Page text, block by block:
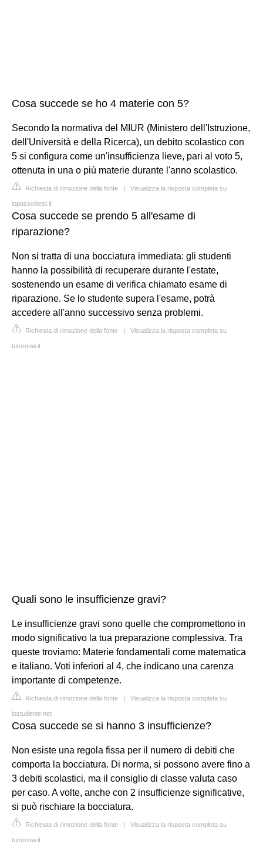
Cosa succede se ho 4 materie con 5?
Secondo la normativa del MIUR (Ministero dell'Istruzione,
dell'Università e della Ricerca), un debito scolastico con
5 si configura come un'insufficienza lieve, pari al voto 5,
ottenuta in una o più materie durante l'anno scolastico.
Richiesta di rimozione della fonte | Visualizza la risposta completa su
iopassoiltest.it
Cosa succede se prendo 5 all'esame di
riparazione?
Non si tratta di una bocciatura immediata: gli studenti
hanno la possibilità di recuperare durante l'estate,
sostenendo un esame di verifica chiamato esame di
riparazione. Se lo studente supera l'esame, potrà
accedere all'anno successivo senza problemi.
Richiesta di rimozione della fonte | Visualizza la risposta completa su
tutornow.it
Quali sono le insufficienze gravi?
Le insufficienze gravi sono quelle che compromettono in
modo significativo la tua preparazione complessiva. Tra
queste troviamo: Materie fondamentali come matematica
e italiano. Voti inferiori al 4, che indicano una carenza
importante di competenze.
Richiesta di rimozione della fonte | Visualizza la risposta completa su
iostudente.net
Cosa succede se si hanno 3 insufficienze?
Non esiste una regola fissa per il numero di debiti che
comporta la bocciatura. Di norma, si possono avere fino a
3 debiti scolastici, ma il consiglio di classe valuta caso
per caso. A volte, anche con 2 insufficienze significative,
si può rischiare la bocciatura.
Richiesta di rimozione della fonte | Visualizza la risposta completa su
tutornow.it